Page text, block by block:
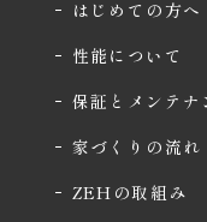
はじめての方へ
性能について
保証とメンテナ
家づくりの流れ
ZEHの取組み